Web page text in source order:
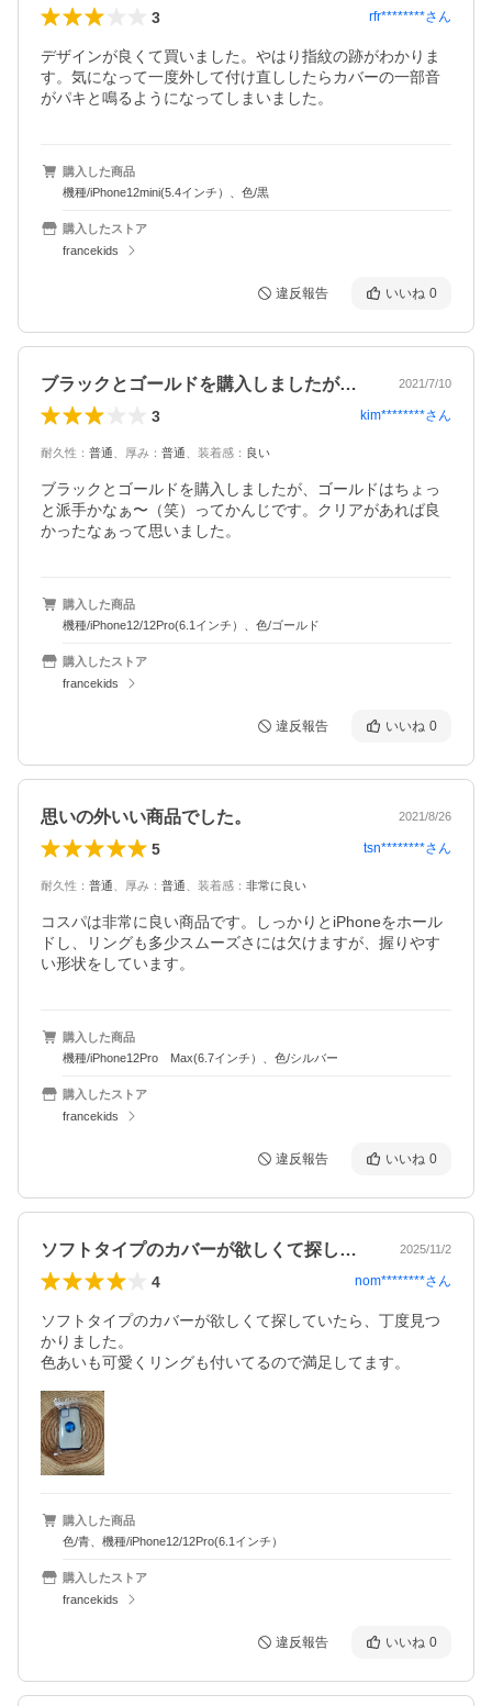
3 rfr********さん
デザインが良くて買いました。やはり指紋の跡がわかりま
す。気になって一度外して付け直ししたらカバーの一部音
がパキと鳴るようになってしまいました。
購入した商品
機種/iPhone12mini(5.4インチ）、色/黒
購入したストア
francekids
違反報告 いいね 0
ブラックとゴールドを購入しましたが、ゴ… 2021/7/10
3 kim********さん
耐久性 ： 普通 厚み ： 普通 装着感 ： 良い
ブラックとゴールドを購入しましたが、ゴールドはちょっ
と派手かなぁ〜（笑）ってかんじです。クリアがあれば良
かったなぁって思いました。
購入した商品
機種/iPhone12/12Pro(6.1インチ）、色/ゴールド
購入したストア
francekids
違反報告 いいね 0
思いの外いい商品でした。 2021/8/26
5 tsn********さん
耐久性 ： 普通 厚み ： 普通 装着感 ： 非常に良い
コスパは非常に良い商品です。しっかりとiPhoneをホール
ドし、リングも多少スムーズさには欠けますが、握りやす
い形状をしています。
購入した商品
機種/iPhone12Pro Max(6.7インチ）、色/シルバー
購入したストア
francekids
違反報告 いいね 0
ソフトタイプのカバーが欲しくて探してい… 2025/11/2
4 nom********さん
ソフトタイプのカバーが欲しくて探していたら、丁度見つ
かりました。
色あいも可愛くリングも付いてるので満足してます。
購入した商品
色/青、機種/iPhone12/12Pro(6.1インチ）
購入したストア
francekids
違反報告 いいね 0